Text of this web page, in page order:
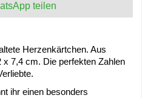
teilen
Herzenkärtchen. Aus
7,4 cm. Die perfekten Zahlen
ihr einen besonders